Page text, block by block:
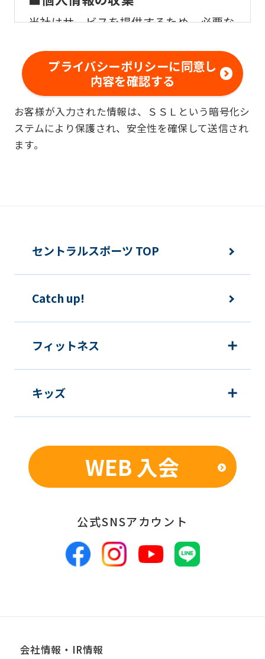
当社はサービスを提供するため、必要な
客様の個人情報を収集いたします。
■個人情報の利用
お客様からお預かりした個人情報は、以
下の目的で使用させて頂きます。また、
違法または不当な行為を助長し、または
ご利用上の諸連絡や利用状況の確認の
む）等、新商品・サービスの立案・開
発・実施のため
新商品・サービスやイベント情報を含
個人を特定できないよう加工したうえ
での統計的なデータの作成、活用、公
■個人情報の管理
報は、適切かつ慎重に管理し、漏洩、改
ざん、紛失等がないよう適正な管理に努
めます。当社において安全管理のために
講じている措置の内容については、本プ
プライバシーポリシーに同意し
内容を確認する
お客様が入力された情報は、ＳＳＬという暗号化シ
ステムにより保護され、安全性を確保して送信され
ます。
セントラルスポーツ TOP
Catch up!
フィットネス
キッズ
WEB 入会
公式SNSアカウント
会社情報・IR情報